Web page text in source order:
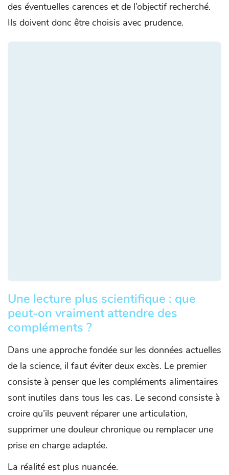
des éventuelles carences et de l’objectif recherché.
Ils doivent donc être choisis avec prudence.
Une lecture plus scientifique : que
peut-on vraiment attendre des
compléments ?
Dans une approche fondée sur les données actuelles
de la science, il faut éviter deux excès. Le premier
consiste à penser que les compléments alimentaires
sont inutiles dans tous les cas. Le second consiste à
croire qu’ils peuvent réparer une articulation,
supprimer une douleur chronique ou remplacer une
prise en charge adaptée.
La réalité est plus nuancée.